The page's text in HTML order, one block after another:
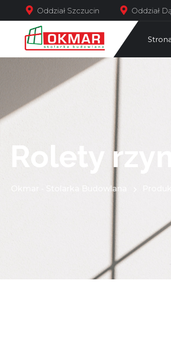
Oddział Szczucin Oddział
Rolety
Okmar - Stolarka Budowlana